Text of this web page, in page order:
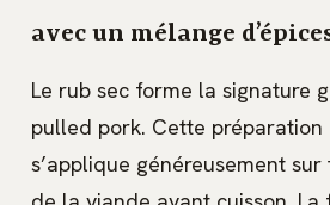
avec un mélange
Le rub sec forme la signature
pulled pork. Cette préparation
s’applique généreusement